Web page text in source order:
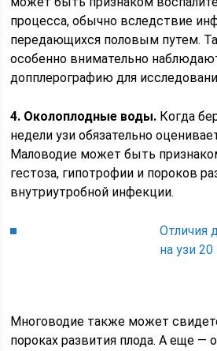
процесса, обычно вследствие
передающихся половым путем.
особенно внимательно
допплерографию для
4. Околоплодные воды. Когда
недели узи обязательно
Маловодие может быть
гестоза, гипотрофии и пороков
внутриутробной инфекции.
Отличия
на узи
Многоводие также может
пороках развития плода. А еще —